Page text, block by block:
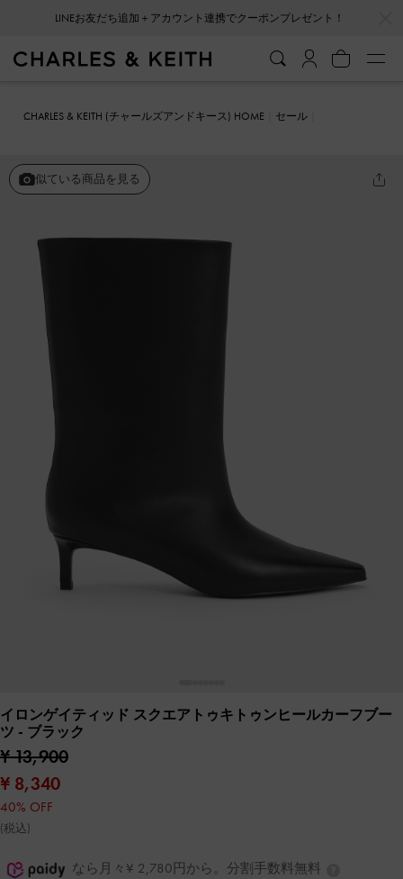
LINEお友だち追加＋アカウント連携でクーポンプレゼント！
CHARLES & KEITH (チャールズアンドキース) HOME
セール
似ている商品を見る
イロンゲイティッド スクエアトゥキトゥンヒールカーフブー
ツ - ブラック
¥ 13,900
¥ 8,340
40% OFF
(税込)
なら月々¥ 2,780円から。分割手数料無料